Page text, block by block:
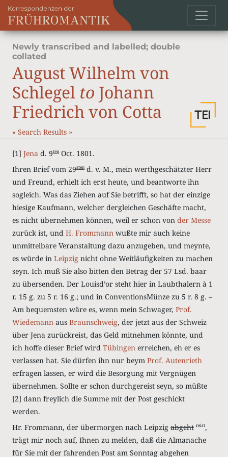
Newly transcribed and labelled; double
collated
August Wilhelm von
Schlegel to Johann
Friedrich von Cotta
« Search Results »
[1] Jena d. 9ten Oct. 1801.
Ihren Brief vom 29sten d. v. M., mein werthgeschätzter Herr
und Freund, erhielt ich erst heute, und beantworte ihn
sogleich. Was das Ziehen auf Sie betrifft, so hat der einzige
hiesige Kaufmann, welcher dergleichen Geschäfte macht,
es nicht übernehmen können, weil er schon von der Messe
zurück ist, und H. Frommann wußte mir auch keine
unmittelbare Veranstaltung dazu anzugeben, und meynte,
es würde in Leipzig nicht ohne Weitläufigkeiten zu machen
seyn. Ich muß Sie also bitten den Betrag der 57 Lsd. baar
zu übersenden. Der Louisd’or steht hier in Laubthalern à 1
r. 15 g. zu 5 r. 16 g.; und in ConventionsMünze zu 5 r. 8 g. –
Am bequemsten wäre es, wenn mein Schwager, Prof.
Wiedemann aus Braunschweig, der jetzt aus der Schweiz
über Jena zurückreist, das Geld mitnehmen könnte, und
ich hoffe dieser Brief wird Tübingen erreichen, eh er es
verlassen hat. Sie dürfen ihn nur beym Prof. Autenrieth
erfragen lassen, er wird die Besorgung mit Vergnügen
übernehmen. Sollte er schon durchgereist seyn, so müßte
[2] dann freylich die Summe mit der Post geschickt
werden.
Hr. Frommann, der übermorgen nach Leipzig abgeht reist,
trägt mir noch auf, Ihnen zu melden, daß die Almanache
für Sie mit der fahrenden Post am Sonntag abgehen